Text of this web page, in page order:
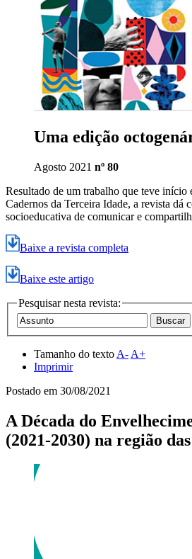
Uma edição
Agosto 2021 nº 80
Resultado de um trabalho que teve início
Cadernos da Terceira Idade, a revista dá
socioeducativa de comunicar e
Baixe a revista completa
Baixe este artigo
Pesquisar nesta revista:
Tamanho do texto A- A+
Imprimir
Postado em 30/08/2021
A Década do
(2021-2030) na região